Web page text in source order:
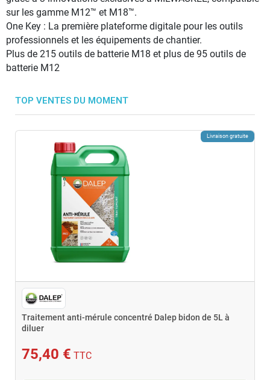
sur les gamme M12™ et M18™.
One Key : La première plateforme digitale pour les outils
professionnels et les équipements de chantier.
Plus de 215 outils de batterie M18 et plus de 95 outils de
batterie M12
TOP VENTES DU MOMENT
Livraison gratuite
Traitement anti-mérule concentré Dalep bidon de 5L à
diluer
75,40 € TTC